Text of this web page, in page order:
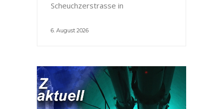
Scheuchzerstrasse in
6. August 2026